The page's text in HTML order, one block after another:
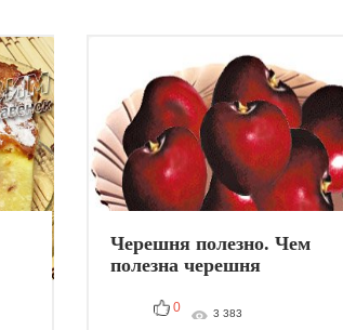
Черешня полезно. Чем
полезна черешня
0 3 383